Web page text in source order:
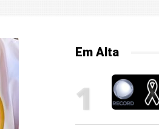
Em Alta